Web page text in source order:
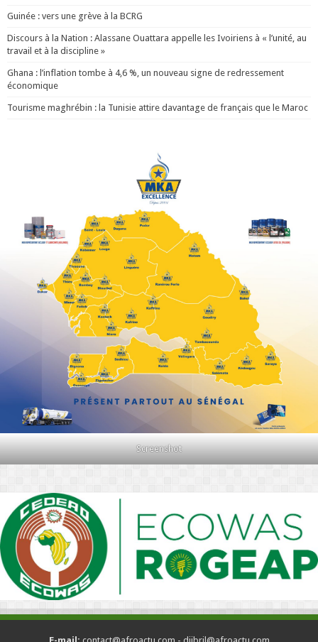
Guinée : vers une grève à la BCRG
Discours à la Nation : Alassane Ouattara appelle les Ivoiriens à « l’unité, au
travail et à la discipline »
Ghana : l’inflation tombe à 4,6 %, un nouveau signe de redressement
économique
Tourisme maghrébin : la Tunisie attire davantage de français que le Maroc
Screenshot